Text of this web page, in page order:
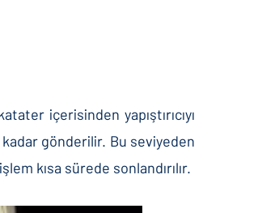
içerisinden yapıştırıcıyı
gönderilir. Bu seviyeden
kısa sürede sonlandırılır.